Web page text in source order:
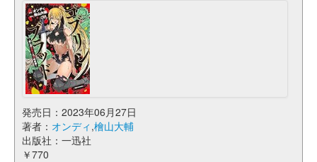
発売日：2023年06月27日
著者： オンディ ,檜山大輔
出版社：一迅社
￥770